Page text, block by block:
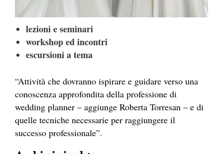
lezioni e seminari
workshop ed incontri
escursioni a tema
“Attività che dovranno ispirare e guidare verso una
conoscenza approfondita della professione di
wedding planner – aggiunge Roberta Torresan – e di
quelle tecniche necessarie per raggiungere il
successo professionale”.